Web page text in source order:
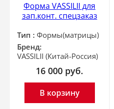
Форма VASSILII для
зап.конт. спецзаказ
Тип : Формы(матрицы)
Бренд:
VASSILII (Китай-Россия)
16 000 руб.
В корзину